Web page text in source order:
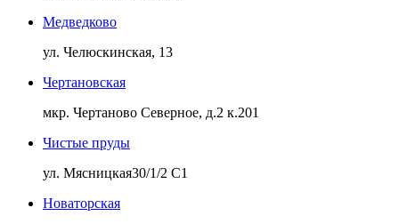
Медведково
ул. Челюскинская, 13
Чертановская
мкр. Чертаново Северное, д.2 к.201
Чистые пруды
ул. Мясницкая30/1/2 С1
Новаторская